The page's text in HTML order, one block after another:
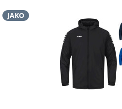
JAKO